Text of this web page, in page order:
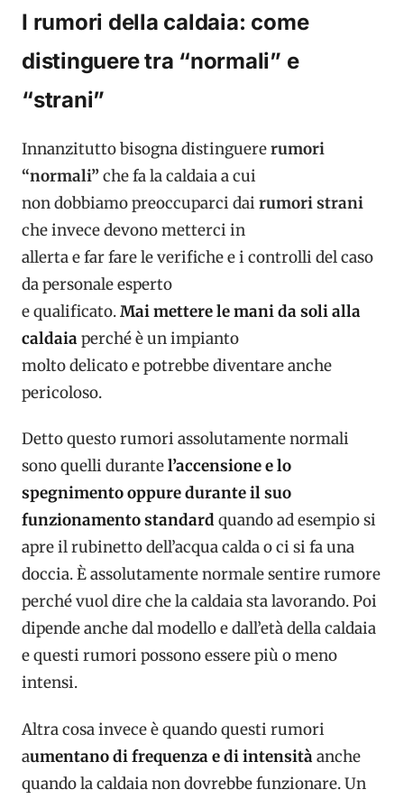
I rumori della caldaia: come
distinguere tra “normali” e
“strani”
Innanzitutto bisogna distinguererumori
“normali”che fa la caldaia a cui
non dobbiamo preoccuparci dai rumori strani
che invece devono metterci in
allerta e far fare le verifiche e i controlli del caso
da personale esperto
e qualificato.Mai mettere le mani da soli alla
caldaiaperché è un impianto
molto delicato e potrebbe diventare anche
pericoloso.
Detto questo rumori assolutamente normali
sono quelli durantel’accensione e lo
spegnimento oppure durante il suo
funzionamento standard quando ad esempio si
apre il rubinetto dell’acqua calda o ci si fa una
doccia. È assolutamente normale sentire rumore
perché vuol dire che la caldaia sta lavorando. Poi
dipende anche dal modello e dall’età della caldaia
e questi rumori possono essere più o meno
intensi.
Altra cosa invece è quando questi rumori
aumentano di frequenza e di intensitàanche
quando la caldaia non dovrebbe funzionare. Un